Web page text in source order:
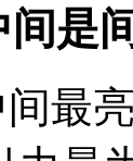
是
最